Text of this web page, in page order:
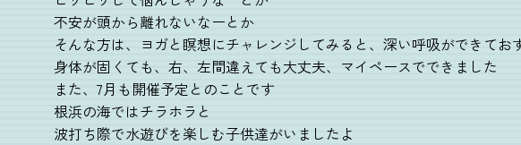
不安が頭から離れないなーとか
そんな方は、ヨガと瞑想にチャレンジしてみると、深い呼吸ができてお
身体が固くても、右、左間違えても大丈夫、マイペースでできました
また、7月も開催予定とのことです
根浜の海ではチラホラと
波打ち際で水遊びを楽しむ子供達がいましたよ